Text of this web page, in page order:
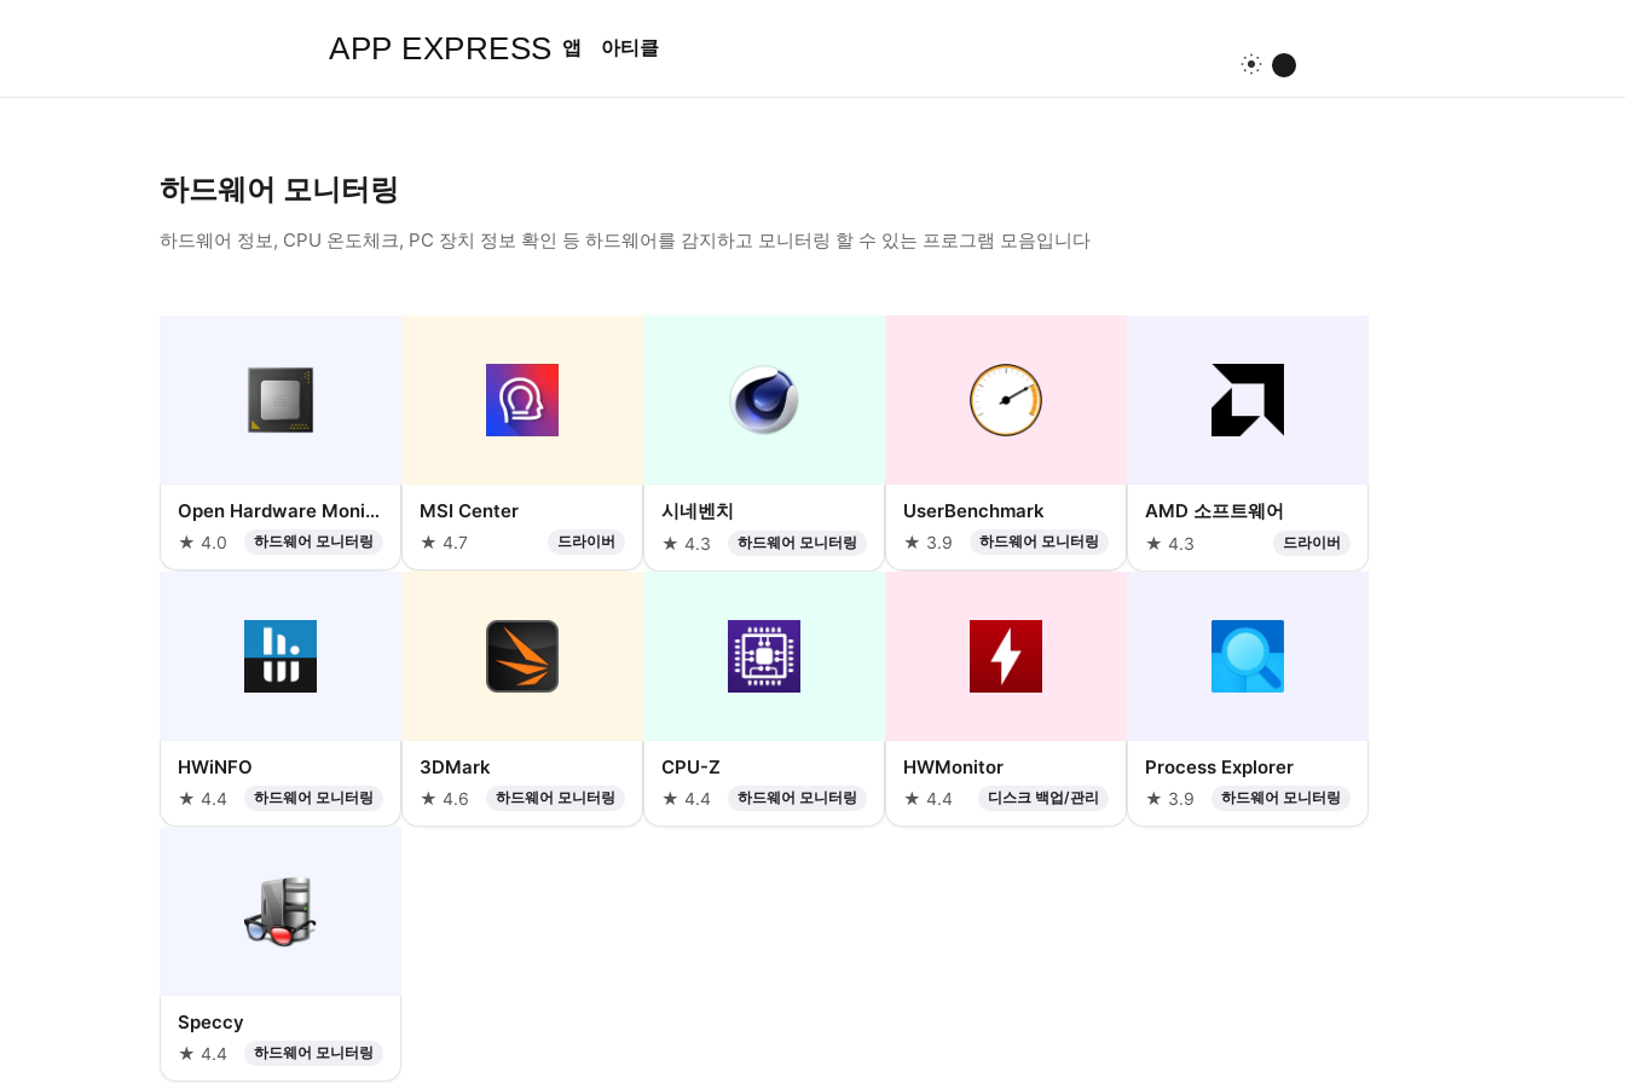
APP EXPRESS 앱 아티클
하드웨어 모니터링
하드웨어 정보, CPU 온도체크, PC 장치 정보 확인 등 하드웨어를 감지하고 모니터링 할 수 있는 프로그램 모음입니다
Open Hardware Monitor
★ 4.0 하드웨어 모니터링
MSI Center
★ 4.7 드라이버
시네벤치
★ 4.3 하드웨어 모니터링
UserBenchmark
★ 3.9 하드웨어 모니터링
AMD 소프트웨어
★ 4.3 드라이버
HWiNFO
★ 4.4 하드웨어 모니터링
3DMark
★ 4.6 하드웨어 모니터링
CPU-Z
★ 4.4 하드웨어 모니터링
HWMonitor
★ 4.4 디스크 백업/관리
Process Explorer
★ 3.9 하드웨어 모니터링
Speccy
★ 4.4 하드웨어 모니터링